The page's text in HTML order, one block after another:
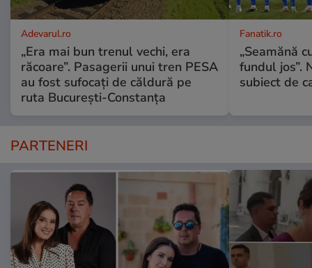
Adevarul.ro
„Era mai bun trenul vechi, era
răcoare”. Pasagerii unui tren PESA
au fost sufocați de căldură pe
ruta București-Constanța
Fanatik.ro
„Seamănă
fundul jos”.
subiect de
PARTENERI